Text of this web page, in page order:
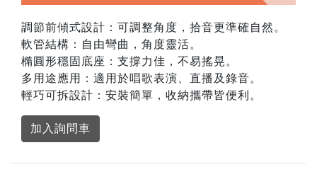
調節前傾式設計：可調整角度，拾音更準確自然。
軟管結構：自由彎曲，角度靈活。
橢圓形穩固底座：支撐力佳，不易搖晃。
多用途應用：適用於唱歌表演、直播及錄音。
輕巧可拆設計：安裝簡單，收納攜帶皆便利。
加入詢問車